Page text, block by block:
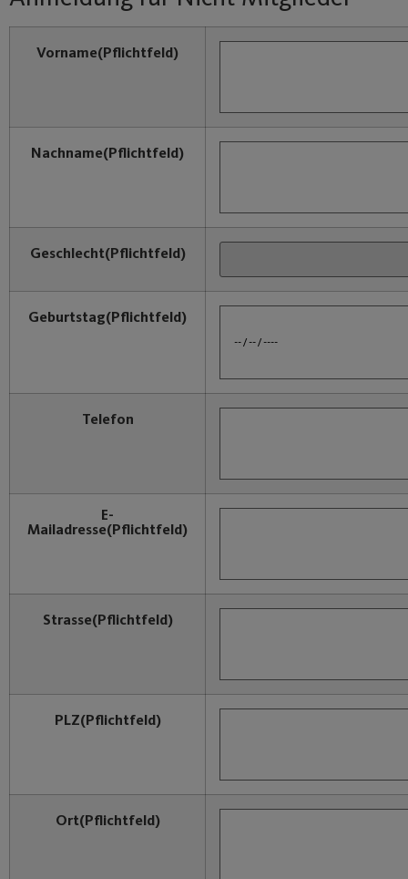
Vorname(Pflichtfeld)
Nachname(Pflichtfeld)
Geschlecht(Pflichtfeld)
Geburtstag(Pflichtfeld)
Telefon
E-
Mailadresse(Pflichtfeld)
Strasse(Pflichtfeld)
PLZ(Pflichtfeld)
Ort(Pflichtfeld)